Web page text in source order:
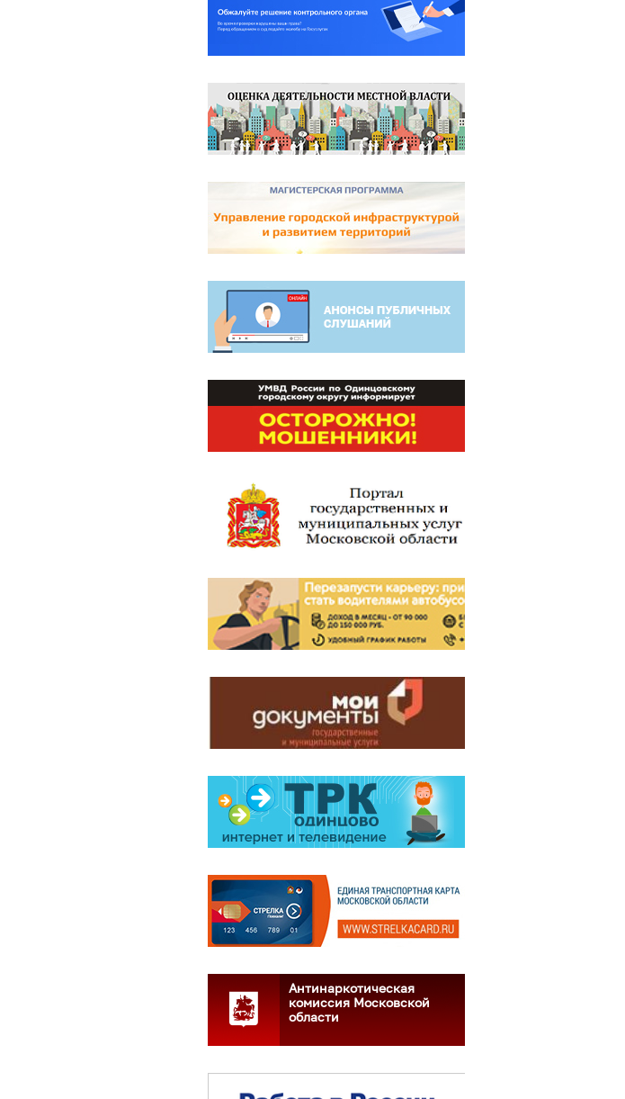
Антинаркотическая
комиссия Московской
области